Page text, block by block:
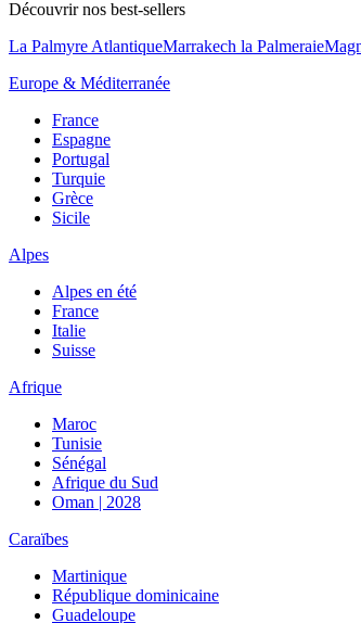
Découvrir nos best-sellers
La Palmyre AtlantiqueMarrakech la Palmeraie
Europe & Méditerranée
France
Espagne
Portugal
Turquie
Grèce
Sicile
Alpes
Alpes en été
France
Italie
Suisse
Afrique
Maroc
Tunisie
Sénégal
Afrique du Sud
Oman | 2028
Caraïbes
Martinique
République dominicaine
Guadeloupe